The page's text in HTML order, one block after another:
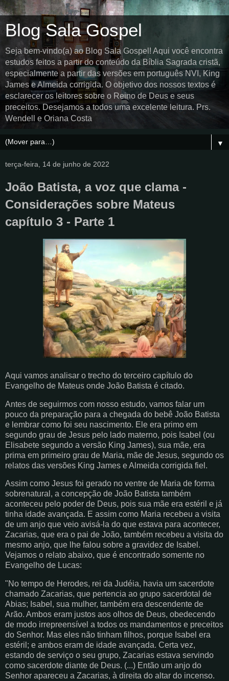
Blog Sala Gospel
Seja bem-vindo(a) ao Blog Sala Gospel! Aqui você encontra
estudos feitos a partir do conteúdo da Bíblia Sagrada cristã,
especialmente a partir das versões em português NVI, King
James e Almeida corrigida. O objetivo dos nossos textos é
esclarecer os leitores sobre o Reino de Deus e seus
preceitos. Desejamos a todos uma excelente leitura. Prs.
Wendell e Oriana Costa
▼
terça-feira, 14 de junho de 2022
João Batista, a voz que clama -
Considerações sobre Mateus
capítulo 3 - Parte 1
Aqui vamos analisar o trecho do terceiro capítulo do
Evangelho de Mateus onde João Batista é citado.
Antes de seguirmos com nosso estudo, vamos falar um
pouco da preparação para a chegada do bebê João Batista
e lembrar como foi seu nascimento. Ele era primo em
segundo grau de Jesus pelo lado materno, pois Isabel (ou
Elisabete segundo a versão King James), sua mãe, era
prima em primeiro grau de Maria, mãe de Jesus, segundo os
relatos das versões King James e Almeida corrigida fiel.
Assim como Jesus foi gerado no ventre de Maria de forma
sobrenatural, a concepção de João Batista também
aconteceu pelo poder de Deus, pois sua mãe era estéril e já
tinha idade avançada. E assim como Maria recebeu a visita
de um anjo que veio avisá-la do que estava para acontecer,
Zacarias, que era o pai de João, também recebeu a visita do
mesmo anjo, que lhe falou sobre a gravidez de Isabel.
Vejamos o relato abaixo, que é encontrado somente no
Evangelho de Lucas:
"No tempo de Herodes, rei da Judéia, havia um sacerdote
chamado Zacarias, que pertencia ao grupo sacerdotal de
Abias; Isabel, sua mulher, também era descendente de
Arão. Ambos eram justos aos olhos de Deus, obedecendo
de modo irrepreensível a todos os mandamentos e preceitos
do Senhor. Mas eles não tinham filhos, porque Isabel era
estéril; e ambos eram de idade avançada. Certa vez,
estando de serviço o seu grupo, Zacarias estava servindo
como sacerdote diante de Deus. (...) Então um anjo do
Senhor apareceu a Zacarias, à direita do altar do incenso.